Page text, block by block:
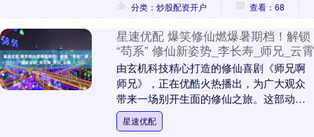
分类：炒股配资开户
查看：68
星速优配 爆笑修仙燃爆暑期档！解锁
“苟系” 修仙新姿势_李长寿_师兄_云霄
由玄机科技精心打造的修仙喜剧《师兄啊
师兄》，正在优酷火热播出，为广大观众
带来一场别开生面的修仙之旅。这部动画
改编自阅文集团旗下起点读书小说《我师
兄实在太稳健了》....
星速优配